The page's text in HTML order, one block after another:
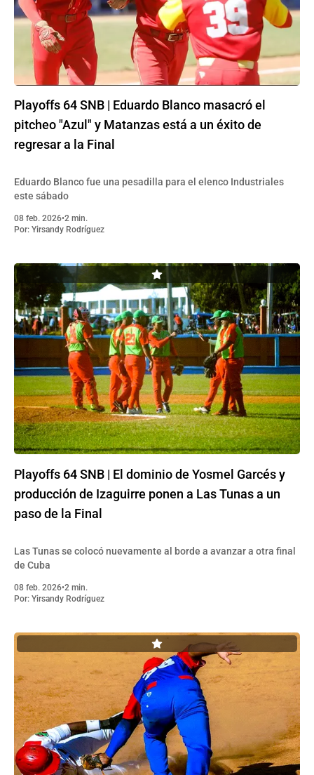
Playoffs 64 SNB | Eduardo Blanco masacró el
pitcheo "Azul" y Matanzas está a un éxito de
regresar a la Final
Eduardo Blanco fue una pesadilla para el elenco Industriales
este sábado
08 feb. 2026•2 min.
Por: Yirsandy Rodríguez
Playoffs 64 SNB | El dominio de Yosmel Garcés y
producción de Izaguirre ponen a Las Tunas a un
paso de la Final
Las Tunas se colocó nuevamente al borde a avanzar a otra final
de Cuba
08 feb. 2026•2 min.
Por: Yirsandy Rodríguez